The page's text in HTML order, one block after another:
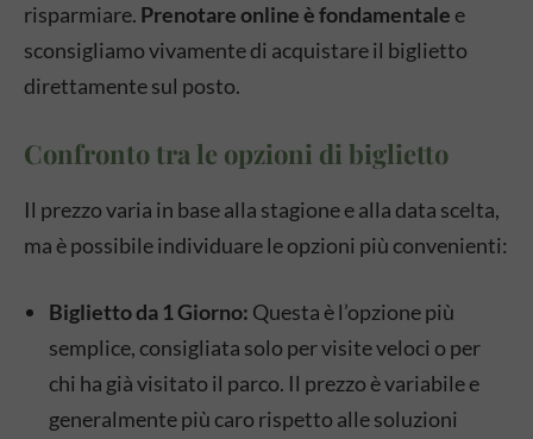
risparmiare. Prenotare online è fondamentale e
sconsigliamo vivamente di acquistare il biglietto
direttamente sul posto.
Confronto tra le opzioni di biglietto
Il prezzo varia in base alla stagione e alla data scelta,
ma è possibile individuare le opzioni più convenienti:
Biglietto da 1 Giorno: Questa è l’opzione più
semplice, consigliata solo per visite veloci o per
chi ha già visitato il parco. Il prezzo è variabile e
generalmente più caro rispetto alle soluzioni